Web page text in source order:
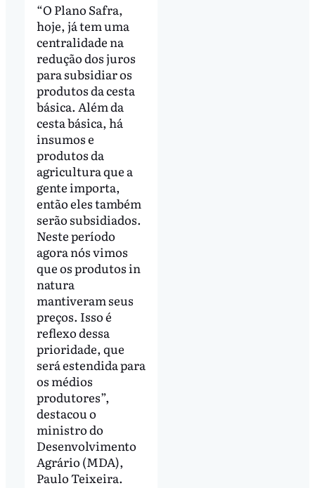
“O Plano Safra,
hoje, já tem uma
centralidade na
redução dos juros
para subsidiar os
produtos da cesta
básica. Além da
cesta básica, há
insumos e
produtos da
agricultura que a
gente importa,
então eles também
serão subsidiados.
Neste período
agora nós vimos
que os produtos in
natura
mantiveram seus
preços. Isso é
reflexo dessa
prioridade, que
será estendida para
os médios
produtores”,
destacou o
ministro do
Desenvolvimento
Agrário (MDA),
Paulo Teixeira.